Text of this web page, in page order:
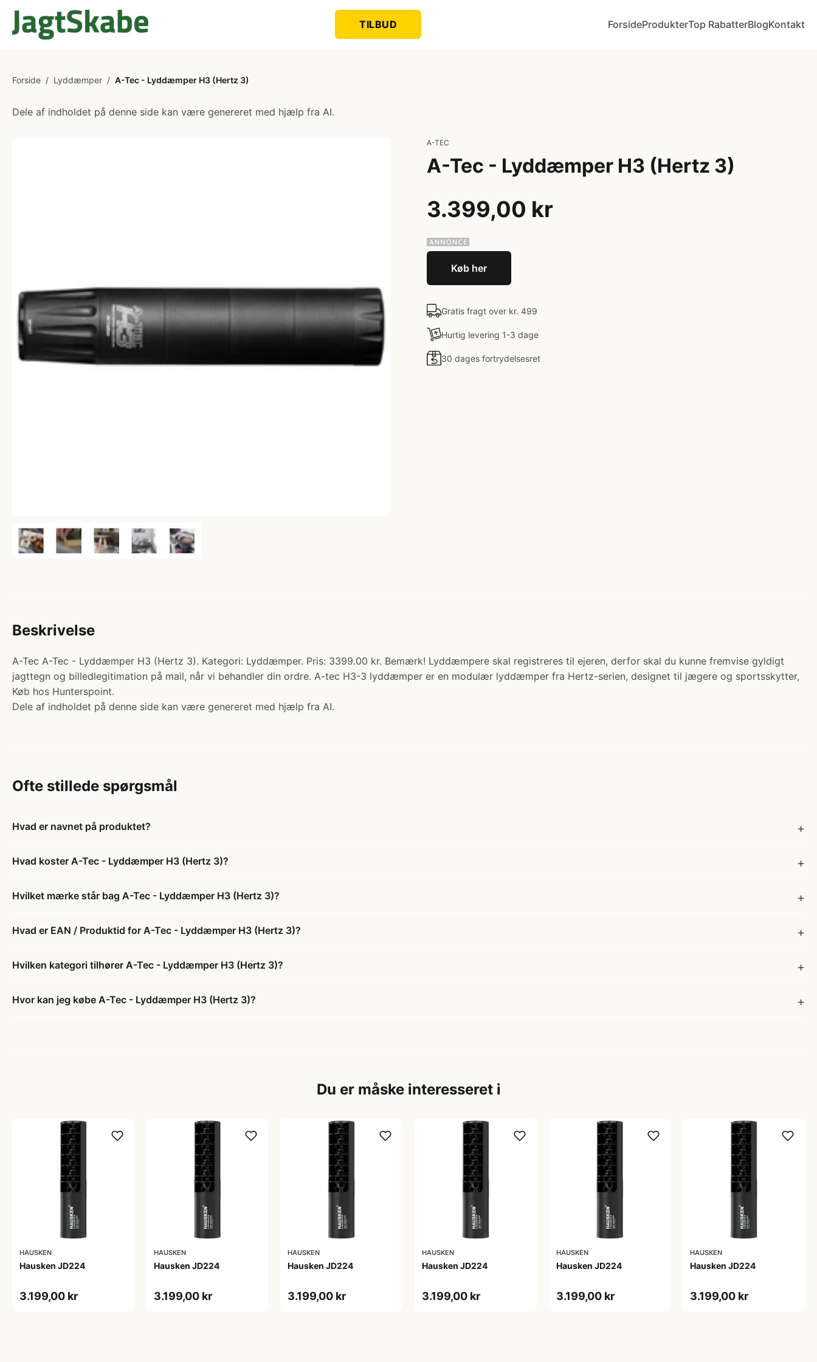
TILBUD ForsideProdukterTop RabatterBlogKontakt
Forside / Lyddæmper / A-Tec - Lyddæmper H3 (Hertz 3)
Dele af indholdet på denne side kan være genereret med hjælp fra AI.
A-TEC
A-Tec - Lyddæmper H3 (Hertz 3)
3.399,00 kr
Køb her
Gratis fragt over kr. 499
Hurtig levering 1-3 dage
30 dages fortrydelsesret
Beskrivelse
A-Tec A-Tec - Lyddæmper H3 (Hertz 3). Kategori: Lyddæmper. Pris: 3399.00 kr. Bemærk! Lyddæmpere skal registreres til ejeren, derfor skal du kunne fremvise gyldigt
jagttegn og billedlegitimation på mail, når vi behandler din ordre. A-tec H3-3 lyddæmper er en modulær lyddæmper fra Hertz-serien, designet til jægere og sportsskytter,
Køb hos Hunterspoint.
Dele af indholdet på denne side kan være genereret med hjælp fra AI.
Ofte stillede spørgsmål
Hvad er navnet på produktet?
Hvad koster A-Tec - Lyddæmper H3 (Hertz 3)?
Hvilket mærke står bag A-Tec - Lyddæmper H3 (Hertz 3)?
Hvad er EAN / Produktid for A-Tec - Lyddæmper H3 (Hertz 3)?
Hvilken kategori tilhører A-Tec - Lyddæmper H3 (Hertz 3)?
Hvor kan jeg købe A-Tec - Lyddæmper H3 (Hertz 3)?
Du er måske interesseret i
HAUSKEN
Hausken JD224
3.199,00 kr
HAUSKEN
Hausken JD224
3.199,00 kr
HAUSKEN
Hausken JD224
3.199,00 kr
HAUSKEN
Hausken JD224
3.199,00 kr
HAUSKEN
Hausken JD224
3.199,00 kr
HAUSKEN
Hausken JD224
3.199,00 kr